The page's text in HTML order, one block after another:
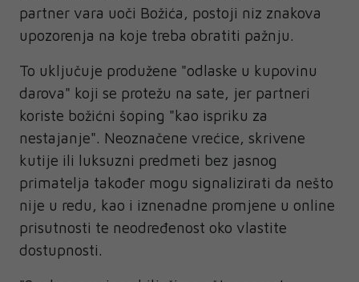
partner vara uoči Božića, postoji niz znakova
upozorenja na koje treba obratiti pažnju.
To uključuje produžene "odlaske u kupovinu
darova" koji se protežu na sate, jer partneri
koriste božićni šoping "kao ispriku za
nestajanje". Neoznačene vrećice, skrivene
kutije ili luksuzni predmeti bez jasnog
primatelja također mogu signalizirati da nešto
nije u redu, kao i iznenadne promjene u online
prisutnosti te neodređenost oko vlastite
dostupnosti.